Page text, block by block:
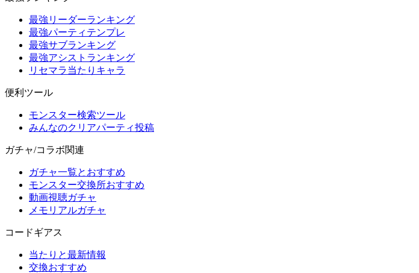
最強リーダーランキング
最強パーティテンプレ
最強サブランキング
最強アシストランキング
リセマラ当たりキャラ
便利ツール
モンスター検索ツール
みんなのクリアパーティ投稿
ガチャ/コラボ関連
ガチャ一覧とおすすめ
モンスター交換所おすすめ
動画視聴ガチャ
メモリアルガチャ
コードギアス
当たりと最新情報
交換おすすめ